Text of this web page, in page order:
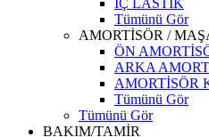
İÇ LASTİK
Tümünü Gör
AMORTİSÖR /
ÖN
ARKA
AMORTİSÖR
Tümünü Gör
Tümünü Gör
BAKIM/TAMİR